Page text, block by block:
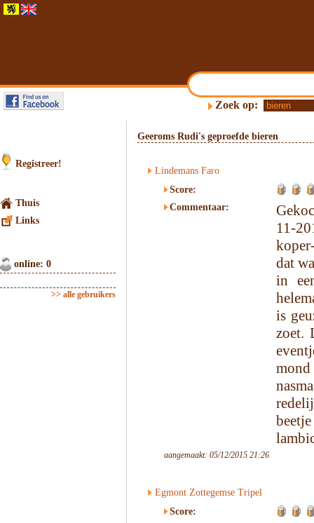
Zoek op:
Registreer!
Thuis
Links
online: 0
>> alle gebruikers
Geeroms Rudi's geproefde bieren
Lindemans Faro
Score:
Commentaar:
11-
dat
in
is
zoet.
aangemaakt: 05/12/2015 21:26
Egmont Zottegemse Tripel
Score: